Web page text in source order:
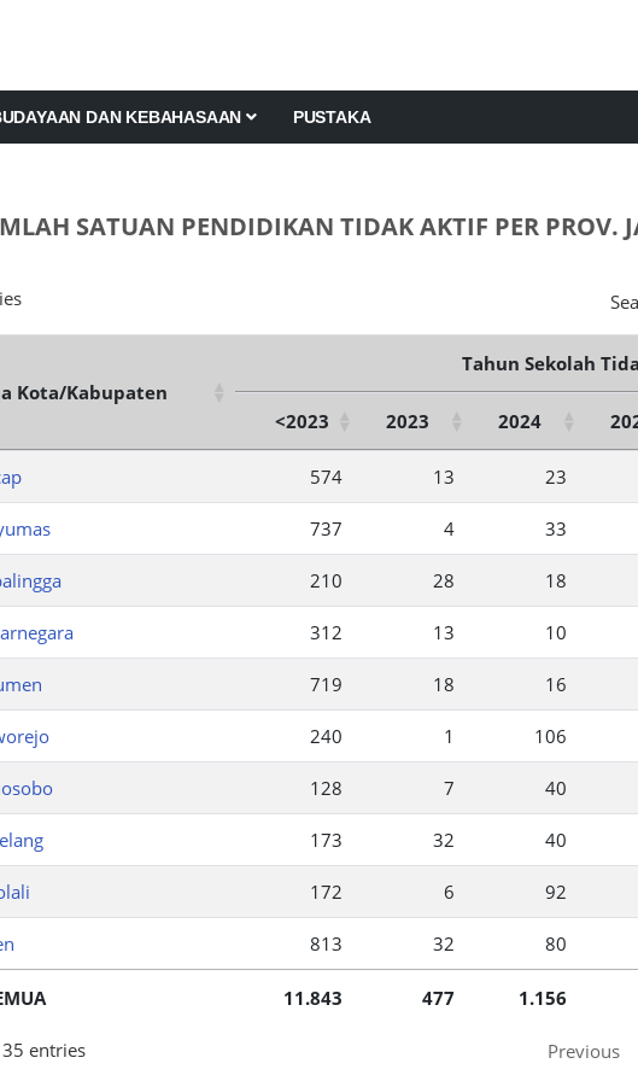
DAN KEBAHASAAN PUSTAKA
SATUAN PENDIDIKAN TIDAK AKTIF PER PROV.
Kota/Kabupaten
Tahun Sekolah
<2023 2023 2024
574 13 23
737 4 33
210 28 18
312 13 10
719 18 16
240 1 106
128 7 40
173 32 40
172 6 92
813 32 80
11.843 477 1.156
entries Previous